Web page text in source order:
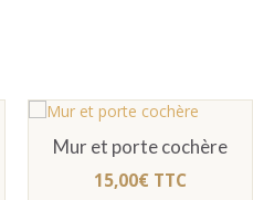
Mur et porte cochère
15,00€ TTC